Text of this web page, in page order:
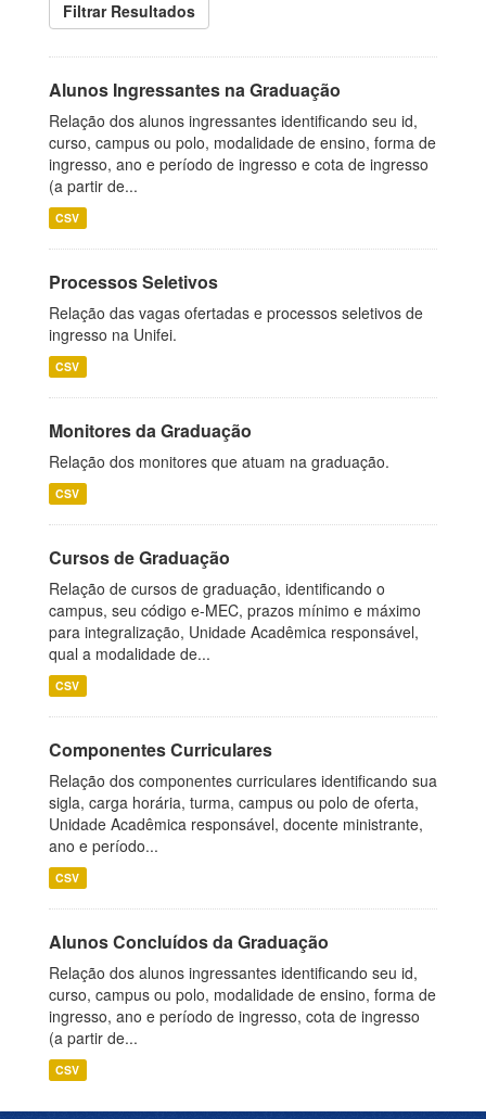
Filtrar Resultados
Alunos Ingressantes na Graduação
Relação dos alunos ingressantes identificando seu id,
curso, campus ou polo, modalidade de ensino, forma de
ingresso, ano e período de ingresso e cota de ingresso
(a partir de...
CSV
Processos Seletivos
Relação das vagas ofertadas e processos seletivos de
ingresso na Unifei.
CSV
Monitores da Graduação
Relação dos monitores que atuam na graduação.
CSV
Cursos de Graduação
Relação de cursos de graduação, identificando o
campus, seu código e-MEC, prazos mínimo e máximo
para integralização, Unidade Acadêmica responsável,
qual a modalidade de...
CSV
Componentes Curriculares
Relação dos componentes curriculares identificando sua
sigla, carga horária, turma, campus ou polo de oferta,
Unidade Acadêmica responsável, docente ministrante,
ano e período...
CSV
Alunos Concluídos da Graduação
Relação dos alunos ingressantes identificando seu id,
curso, campus ou polo, modalidade de ensino, forma de
ingresso, ano e período de ingresso, cota de ingresso
(a partir de...
CSV